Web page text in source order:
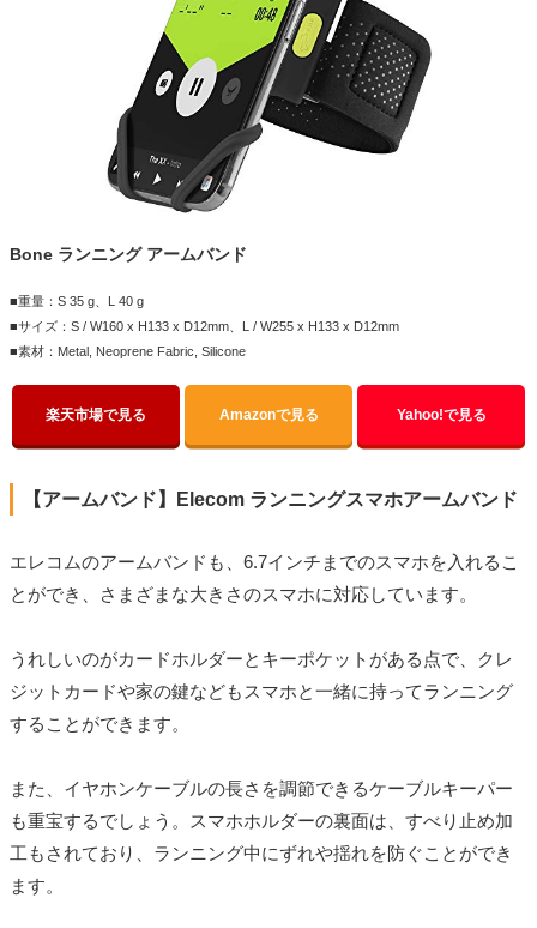
Bone ランニング アームバンド
■重量：S 35 g、L 40 g
■サイズ：S / W160 x H133 x D12mm、L / W255 x H133 x D12mm
■素材：Metal, Neoprene Fabric, Silicone
楽天市場で見る Amazonで見る Yahoo!で見る
【アームバンド】Elecom ランニングスマホアームバンド
エレコムのアームバンドも、6.7インチまでのスマホを入れるこ
とができ、さまざまな大きさのスマホに対応しています。
うれしいのがカードホルダーとキーポケットがある点で、クレ
ジットカードや家の鍵などもスマホと一緒に持ってランニング
することができます。
また、イヤホンケーブルの長さを調節できるケーブルキーパー
も重宝するでしょう。スマホホルダーの裏面は、すべり止め加
工もされており、ランニング中にずれや揺れを防ぐことができ
ます。